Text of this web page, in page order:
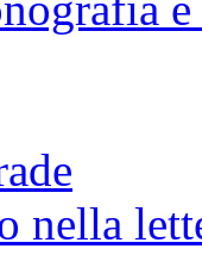
nella